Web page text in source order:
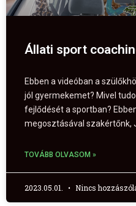
Állati sport
Ebben a videóban a
jól gyermekemet? Mivel
fejlődését a sportban?
megosztásával szakértőnk,
TOVÁBB OLVASOM »
2023.05.01. Nincs